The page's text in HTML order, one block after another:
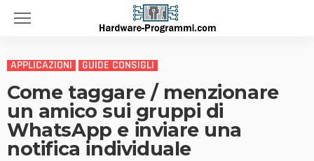
APPLICAZIONI GUIDE CONSIGLI
Come taggare / menzionare
un amico sui gruppi di
WhatsApp e inviare una
notifica individuale